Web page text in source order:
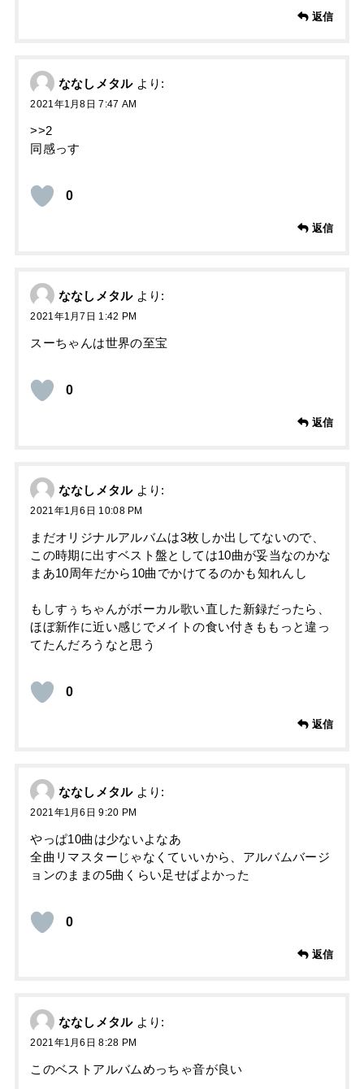
返信
ななしメタル より:
2021年1月8日 7:47 AM
>>2
同感っす
0
返信
ななしメタル より:
2021年1月7日 1:42 PM
スーちゃんは世界の至宝
0
返信
ななしメタル より:
2021年1月6日 10:08 PM
まだオリジナルアルバムは3枚しか出してないので、
この時期に出すベスト盤としては10曲が妥当なのかな
まあ10周年だから10曲でかけてるのかも知れんし
もしすぅちゃんがボーカル歌い直した新録だったら、
ほぼ新作に近い感じでメイトの食い付きももっと違っ
てたんだろうなと思う
0
返信
ななしメタル より:
2021年1月6日 9:20 PM
やっぱ10曲は少ないよなあ
全曲リマスターじゃなくていいから、アルバムバージ
ョンのままの5曲くらい足せばよかった
0
返信
ななしメタル より:
2021年1月6日 8:28 PM
このベストアルバムめっちゃ音が良い